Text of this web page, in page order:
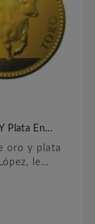
Plata En
oro y plata
le